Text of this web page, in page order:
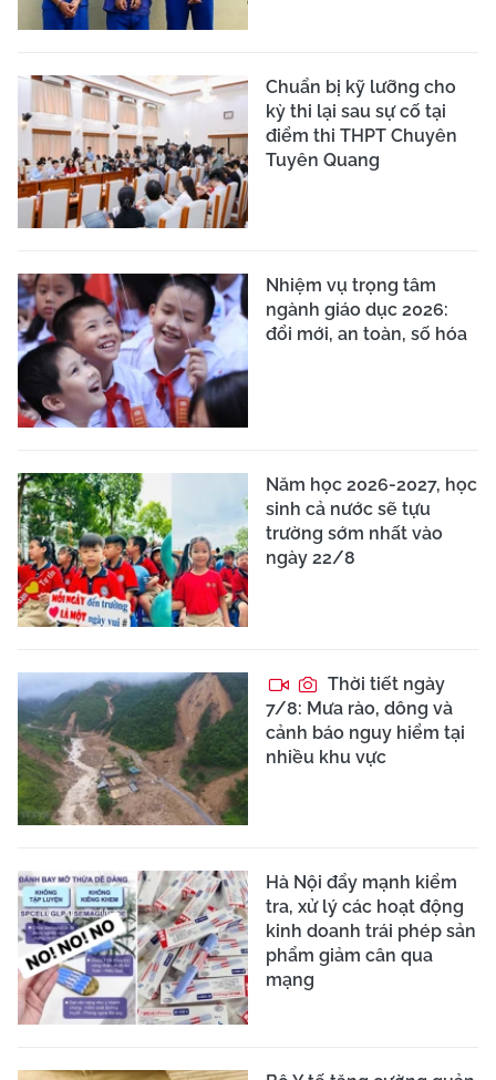
Chuẩn bị kỹ lưỡng cho
kỳ thi lại sau sự cố tại
điểm thi THPT Chuyên
Tuyên Quang
Nhiệm vụ trọng tâm
ngành giáo dục 2026:
đổi mới, an toàn, số hóa
Năm học 2026-2027, học
sinh cả nước sẽ tựu
trường sớm nhất vào
ngày 22/8
Thời tiết ngày
7/8: Mưa rào, dông và
cảnh báo nguy hiểm tại
nhiều khu vực
Hà Nội đẩy mạnh kiểm
tra, xử lý các hoạt động
kinh doanh trái phép sản
phẩm giảm cân qua
mạng